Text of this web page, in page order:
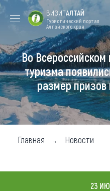
Форум VISIT
ALTAI
Цветение
маральника
Туры
Где побывать
Чем заняться
ВИЗИТАЛТАЙ
Туристический портал
Алтайского края
Во
туризма
размер призов
Главная Новости
23